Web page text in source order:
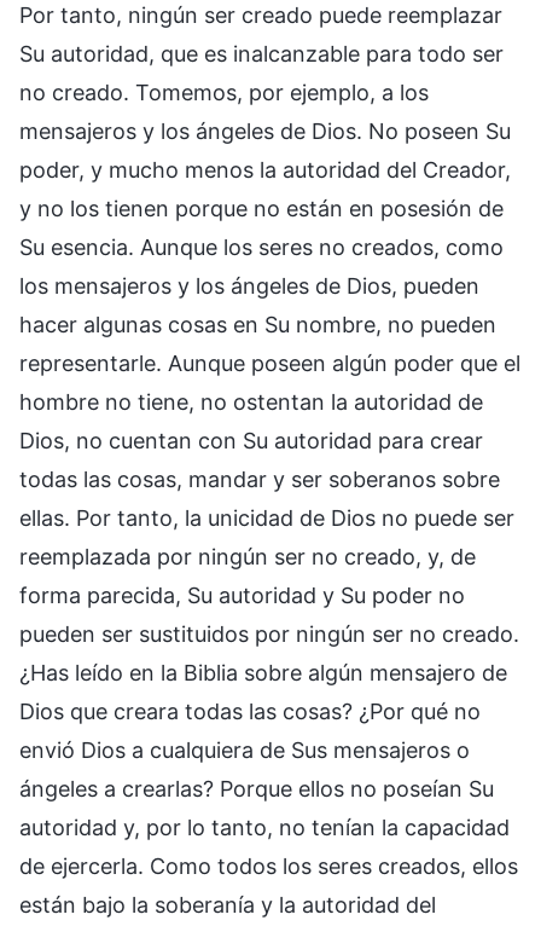
Por tanto, ningún ser creado puede reemplazar
Su autoridad, que es inalcanzable para todo ser
no creado. Tomemos, por ejemplo, a los
mensajeros y los ángeles de Dios. No poseen Su
poder, y mucho menos la autoridad del Creador,
y no los tienen porque no están en posesión de
Su esencia. Aunque los seres no creados, como
los mensajeros y los ángeles de Dios, pueden
hacer algunas cosas en Su nombre, no pueden
representarle. Aunque poseen algún poder que el
hombre no tiene, no ostentan la autoridad de
Dios, no cuentan con Su autoridad para crear
todas las cosas, mandar y ser soberanos sobre
ellas. Por tanto, la unicidad de Dios no puede ser
reemplazada por ningún ser no creado, y, de
forma parecida, Su autoridad y Su poder no
pueden ser sustituidos por ningún ser no creado.
¿Has leído en la Biblia sobre algún mensajero de
Dios que creara todas las cosas? ¿Por qué no
envió Dios a cualquiera de Sus mensajeros o
ángeles a crearlas? Porque ellos no poseían Su
autoridad y, por lo tanto, no tenían la capacidad
de ejercerla. Como todos los seres creados, ellos
están bajo la soberanía y la autoridad del